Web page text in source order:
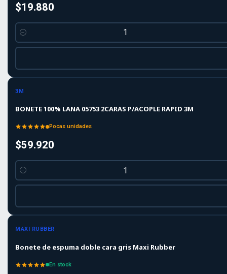
$19.880
Cantidad
3M
BONETE 100% LANA 05753 2CARAS P/ACOPLE RAPID 3M
Pocas unidades
$59.920
Cantidad
MAXI RUBBER
Bonete de espuma doble cara gris Maxi Rubber
En stock